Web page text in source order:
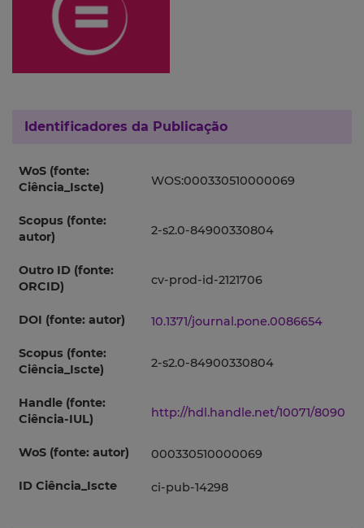
Identificadores da Publicação
WoS (fonte:
Ciência_Iscte)
WOS:000330510000069
Scopus (fonte:
autor)
2-s2.0-84900330804
Outro ID (fonte:
ORCID)
cv-prod-id-2121706
DOI (fonte: autor) 10.1371/journal.pone.0086654
Scopus (fonte:
Ciência_Iscte)
2-s2.0-84900330804
Handle (fonte:
Ciência-IUL)
http://hdl.handle.net/10071/8090
WoS (fonte: autor) 000330510000069
ID Ciência_Iscte ci-pub-14298